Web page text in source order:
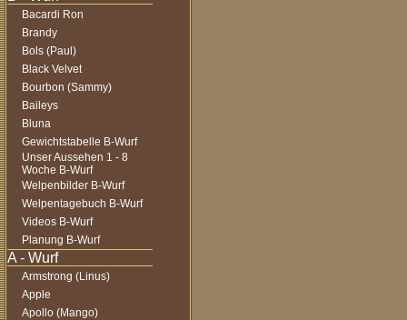
Bacardi Ron
Brandy
Bols (Paul)
Black Velvet
Bourbon (Sammy)
Baileys
Bluna
Gewichtstabelle B-Wurf
Unser Aussehen 1 - 8
Woche B-Wurf
Welpenbilder B-Wurf
Welpentagebuch B-Wurf
Videos B-Wurf
Planung B-Wurf
Armstrong (Linus)
Apple
Apollo (Mango)